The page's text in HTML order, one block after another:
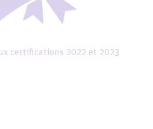
certifications 2022 et 2023